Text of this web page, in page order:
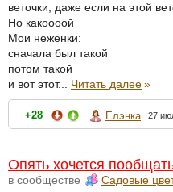
веточки, даже если на этой
Но какоооой
Мои неженки:
сначала был такой
потом такой
и вот этот... Читать далее»
+28 Елэнка 27
Опять хочется
в сообществе Садовые